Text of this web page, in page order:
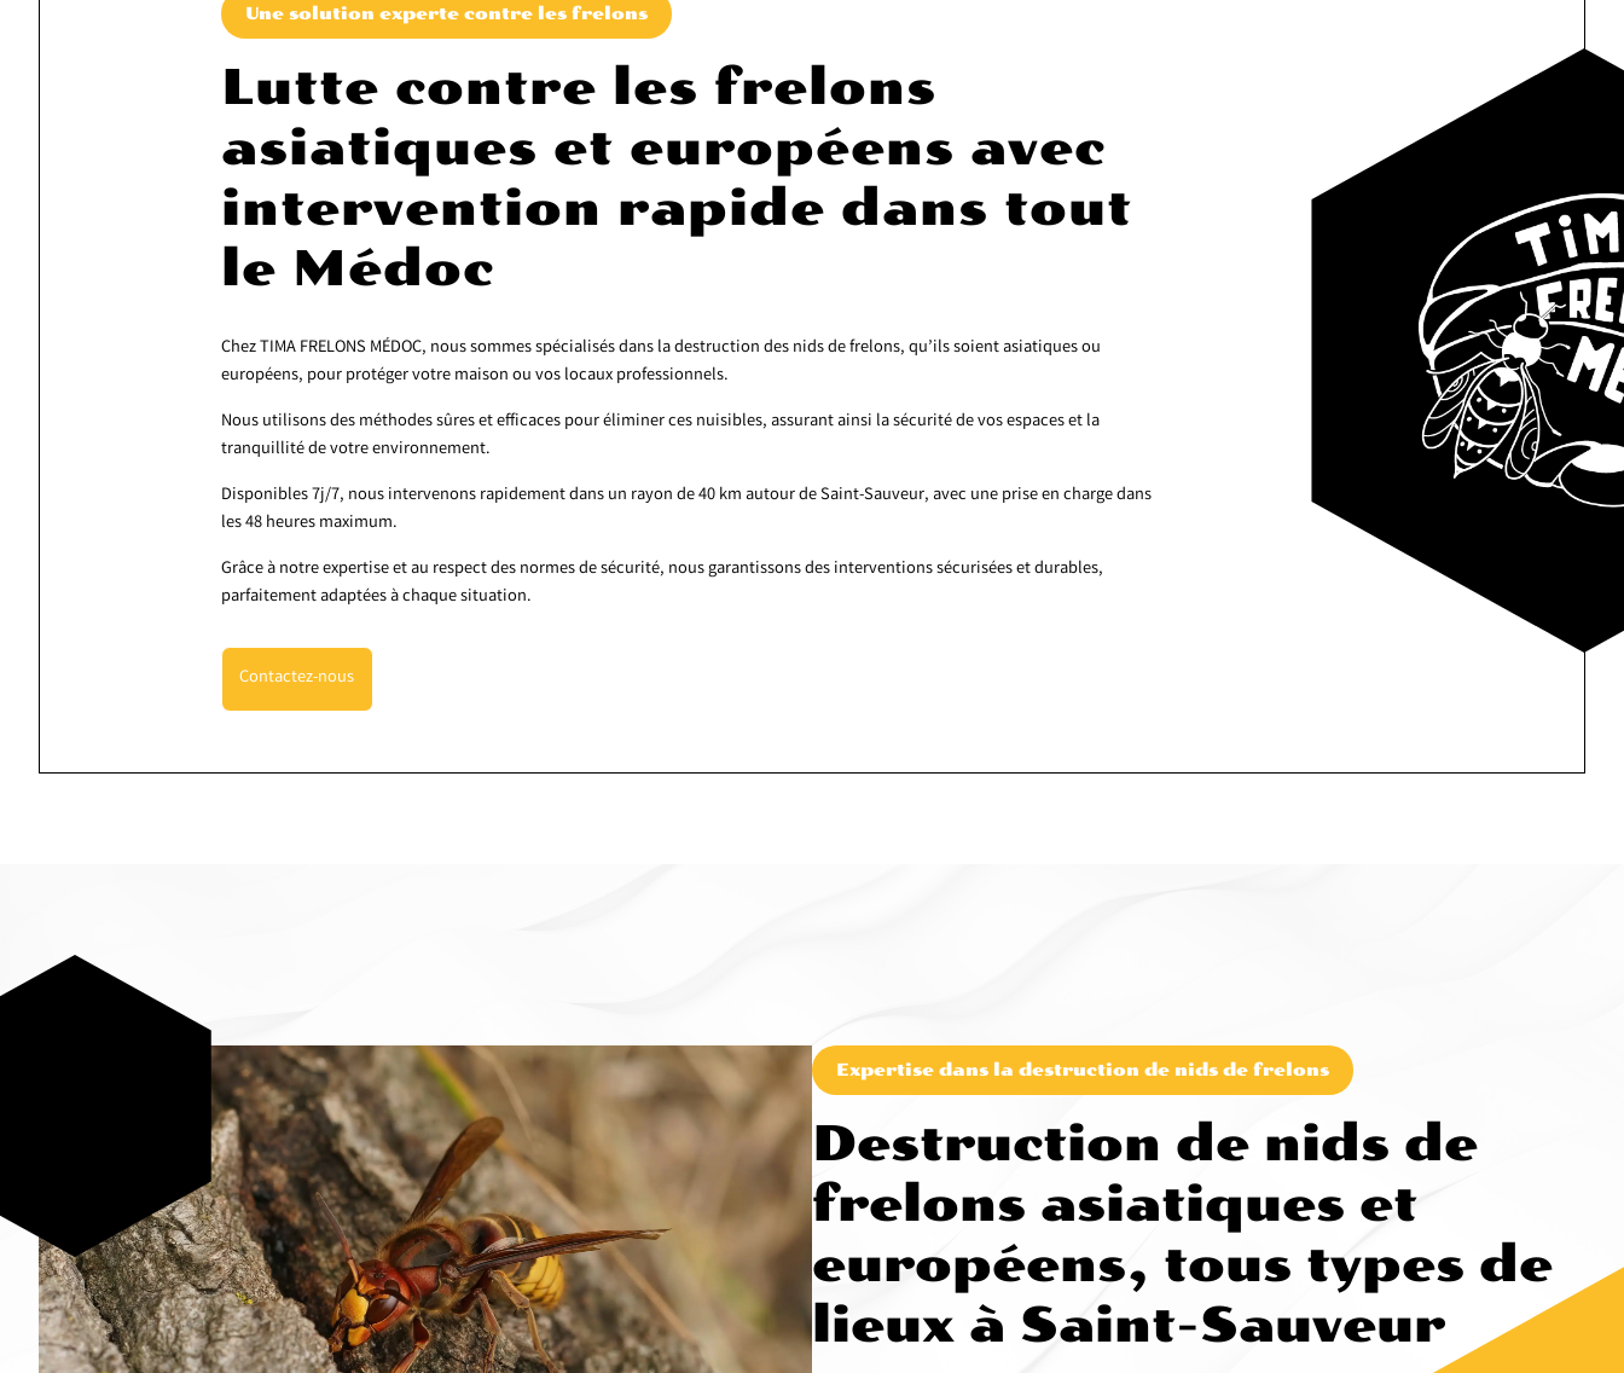
Une solution experte contre les frelons
Lutte contre les frelons
asiatiques et européens avec
intervention rapide dans tout
le Médoc
Chez TIMA FRELONS MÉDOC, nous sommes spécialisés dans la destruction des nids de frelons, qu’ils soient asiatiques ou
européens, pour protéger votre maison ou vos locaux professionnels.
Nous utilisons des méthodes sûres et efficaces pour éliminer ces nuisibles, assurant ainsi la sécurité de vos espaces et la
tranquillité de votre environnement.
Disponibles 7j/7, nous intervenons rapidement dans un rayon de 40 km autour de Saint-Sauveur, avec une prise en charge dans
les 48 heures maximum.
Grâce à notre expertise et au respect des normes de sécurité, nous garantissons des interventions sécurisées et durables,
parfaitement adaptées à chaque situation.
Contactez-nous
Expertise dans la destruction de nids de frelons
Destruction de nids de
frelons asiatiques et
européens, tous types de
lieux à Saint-Sauveur